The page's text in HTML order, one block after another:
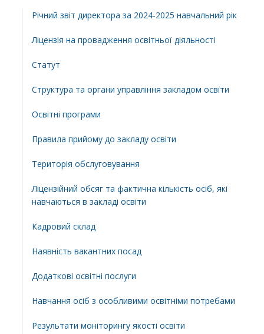
Річний звіт директора за 2024-2025 навчальний рік
Ліцензія на провадження освітньої діяльності
Статут
Структура та органи управління закладом освіти
Освiтнi програми
Правила прийому до закладу освіти
Територiя обслуговування
Ліцензійний обсяг та фактична кількість осіб, які
навчаються в закладі освіти
Кадровий склад
Наявність вакантних посад
Додатковi освiтнi послуги
Навчання осіб з особливими освітніми потребами
Результати моніторингу якості освіти